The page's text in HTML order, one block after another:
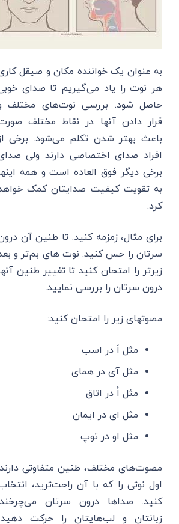
به عنوان یک خواننده مکان و صیقل
هر نوت را یاد می‌گیریم تا صدای
حاصل شود. بررسی نوت‌های مختلف
قرار دادن آنها در نقاط مختلف
باعث بهتر شدن تکلم می‌شود. برخی از
افراد صدای اختصاصی دارند ولی
برخی دیگر فوق العاده است و همه
به تقویت کیفیت صدایتان کمک
کرد.
برای مثال، زمزمه کنید. تا طنین آن
سرتان را حس کنید. نوت های بم‌تر و
زیرتر را امتحان کنید تا تغییر طنین
درون سرتان را بررسی نمایید.
مصوتهای زیر را امتحان کنید:
مثل اَ در اسب
مثل آی در همای
مثل اُ در اتاق
مثل ای در ایمان
مثل او در توپ
مصوت‌های مختلف، طنین متفاوتی
اول نوتی را که با آن راحت‌ترید،
کنید. صداها درون سرتان
زبانتان و لب‌هایتان را حرکت